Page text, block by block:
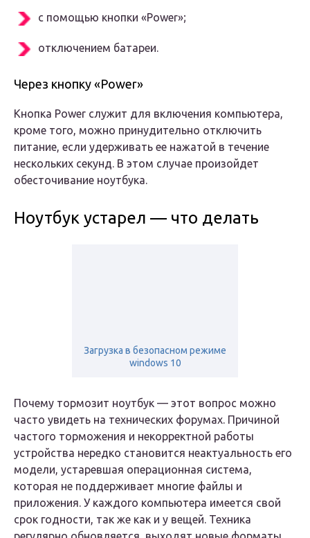
с помощью кнопки «Power»;
отключением батареи.
Через кнопку «Power»
Кнопка Power служит для включения компьютера,
кроме того, можно принудительно отключить
питание, если удерживать ее нажатой в течение
нескольких секунд. В этом случае произойдет
обесточивание ноутбука.
Ноутбук устарел — что делать
Загрузка в безопасном режиме
windows 10
Почему тормозит ноутбук — этот вопрос можно
часто увидеть на технических форумах. Причиной
частого торможения и некорректной работы
устройства нередко становится неактуальность его
модели, устаревшая операционная система,
которая не поддерживает многие файлы и
приложения. У каждого компьютера имеется свой
срок годности, так же как и у вещей. Техника